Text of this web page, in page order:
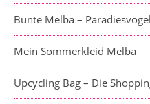
Bunte Melba –
Mein Sommerkleid Melba
Upcycling Bag – Die